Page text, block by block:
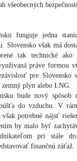
všeobecných
funguje jedna
Slovensko však má
tak technické
práve formou
pre
plyn alebo LNG.
bude nový
do vzduchu. V
potrebné nájsť
by malo byť
pri stále
finančnú záťaž.